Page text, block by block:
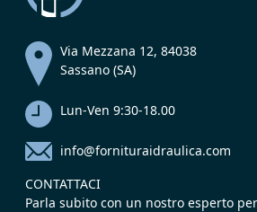
Via Mezzana 12, 84038
Sassano (SA)
Lun-Ven 9:30-18.00
info@fornituraidraulica.com
CONTATTACI
Parla subito con un nostro esperto